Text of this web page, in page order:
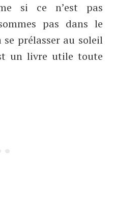
si ce n’est pas
pas dans le
prélasser au soleil
un livre utile toute